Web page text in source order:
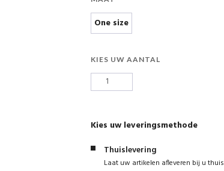
One size
KIES UW AANTAL
Kies uw leveringsmethode
Thuislevering
Laat uw artikelen afleveren bij u thuis